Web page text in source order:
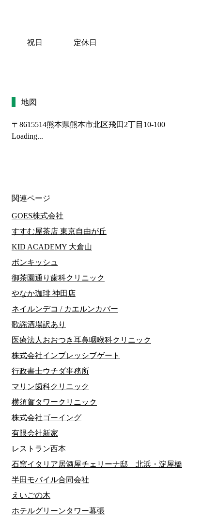
祝日 定休日
地図
〒8615514熊本県熊本市北区飛田2丁目10-100
Loading...
関連ページ
GOES株式会社
すすむ屋茶店 東京自由が丘
KID ACADEMY 大倉山
ボンキッシュ
御茶園通り歯科クリニック
やなか珈琲 神田店
ネイルンデコ / カエルンカバー
歌謡酒場訳あり
医療法人おおつき耳鼻咽喉科クリニック
株式会社インプレッシブゲート
行政書士ウチダ事務所
マリン歯科クリニック
横須賀タワークリニック
株式会社ゴーイング
有限会社新家
レストラン西本
石窯イタリア居酒屋チェリーナ邸 北浜・淀屋橋
半田モバイル合同会社
えいごの木
ホテルグリーンタワー幕張